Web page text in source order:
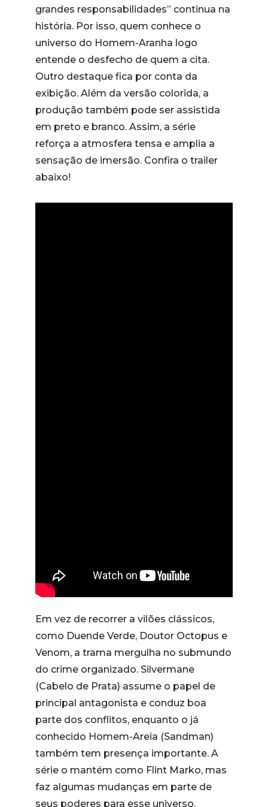
grandes responsabilidades” continua na
história. Por isso, quem conhece o
universo do Homem-Aranha logo
entende o desfecho de quem a cita.
Outro destaque fica por conta da
exibição. Além da versão colorida, a
produção também pode ser assistida
em preto e branco. Assim, a série
reforça a atmosfera tensa e amplia a
sensação de imersão. Confira o trailer
abaixo!
Em vez de recorrer a vilões clássicos,
como Duende Verde, Doutor Octopus e
Venom, a trama mergulha no submundo
do crime organizado. Silvermane
(Cabelo de Prata) assume o papel de
principal antagonista e conduz boa
parte dos conflitos, enquanto o já
conhecido Homem-Areia (Sandman)
também tem presença importante. A
série o mantém como Flint Marko, mas
faz algumas mudanças em parte de
seus poderes para esse universo.